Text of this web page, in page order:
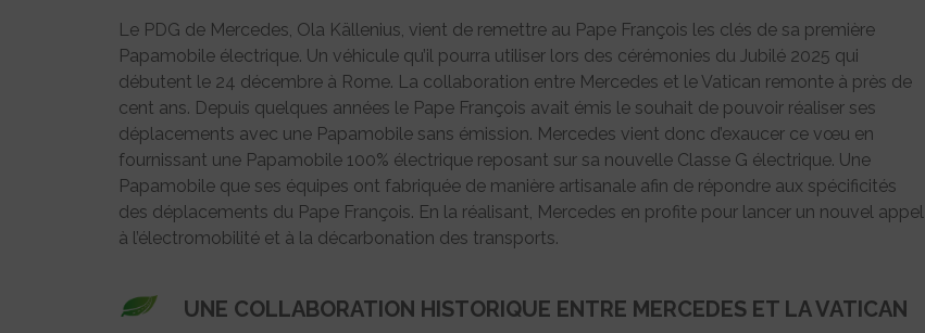
Le PDG de Mercedes, Ola Källenius, vient de remettre au Pape François les clés de sa première
Papamobile électrique. Un véhicule qu’il pourra utiliser lors des cérémonies du Jubilé 2025 qui
débutent le 24 décembre à Rome. La collaboration entre Mercedes et le Vatican remonte à près de
cent ans. Depuis quelques années le Pape François avait émis le souhait de pouvoir réaliser ses
déplacements avec une Papamobile sans émission. Mercedes vient donc d’exaucer ce vœu en
fournissant une Papamobile 100% électrique reposant sur sa nouvelle Classe G électrique. Une
Papamobile que ses équipes ont fabriquée de manière artisanale afin de répondre aux spécificités
des déplacements du Pape François. En la réalisant, Mercedes en profite pour lancer un nouvel appel
à l’électromobilité et à la décarbonation des transports.
UNE COLLABORATION HISTORIQUE ENTRE MERCEDES ET LA VATICAN